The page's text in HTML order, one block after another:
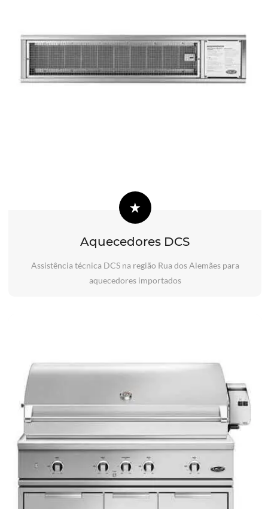
Aquecedores DCS
Assistência técnica DCS na região Rua dos Alemães para
aquecedores importados